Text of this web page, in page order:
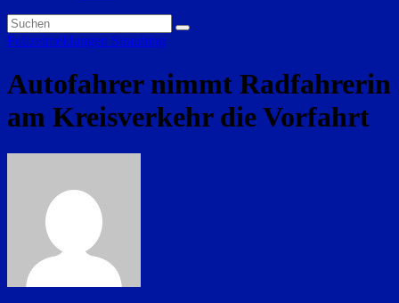
Polizeimeldungen Straubing
Autofahrer nimmt Radfahrerin
am Kreisverkehr die Vorfahrt